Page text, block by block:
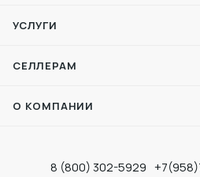
УСЛУГИ
СЕЛЛЕРАМ
О КОМПАНИИ
8 (800) 302-5929